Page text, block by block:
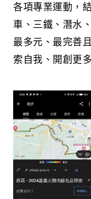
各項專業運動，
車、三鐵、潛水
最多元、最完善
索自我、開創更